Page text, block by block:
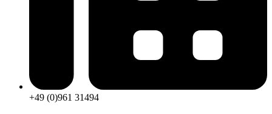
+49 (0)961 31494